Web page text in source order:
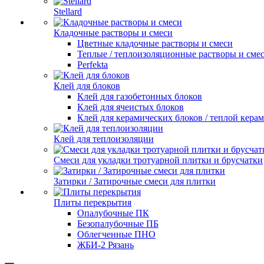
Stellard
Кладочные растворы и смеси
Цветные кладочные растворы и смеси
Теплые / теплоизоляционные растворы и
Perfekta
Клей для блоков
Клей для газобетонных блоков
Клей для ячеистых блоков
Клей для керамических блоков / теплой
Клей для теплоизоляции
Смеси для укладки тротуарной плитки и брусчатки
Затирки / Затирочные смеси для плитки
Плиты перекрытия
Опалубочные ПК
Безопалубочные ПБ
Облегченные ПНО
ЖБИ-2 Рязань